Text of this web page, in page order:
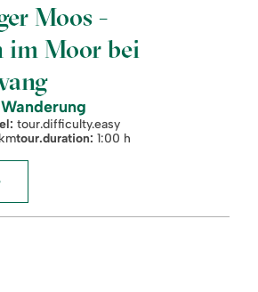
Moos -
im Moor bei
tour.difficulty.easy
tour.duration: 1:00 h